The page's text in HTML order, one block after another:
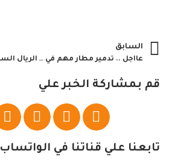
السابق
عااجل .. تدمير مطار مهم في إيران
قم بمشاركة الخبر علي
تابعنا علي قناتنا في الواتساب